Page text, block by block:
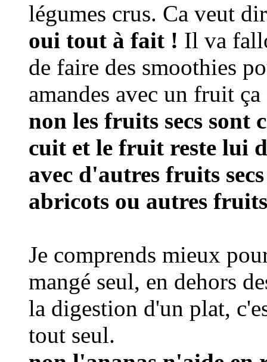
légumes crus. Ca veut
oui tout à fait ! Il va
de faire des smoothies
amandes avec un fruit
non les fruits secs sont
cuit et le fruit reste lui
avec d'autres fruits
abricots ou autres
Je comprends mieux
mangé seul, en dehors
la digestion d'un plat,
tout seul.